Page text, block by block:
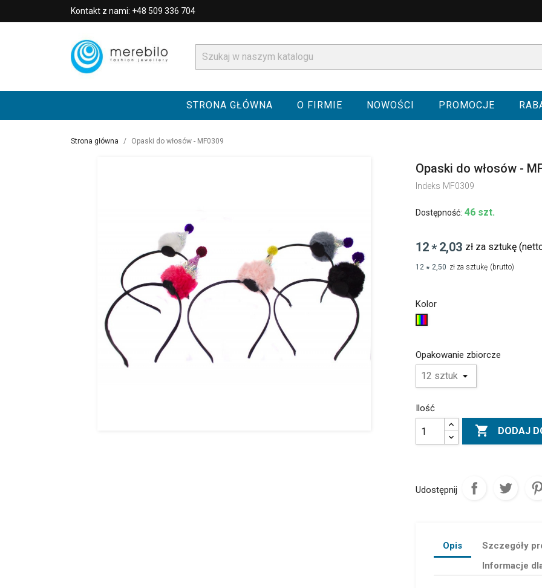
Kontakt z nami: +48 509 336 704
STRONA GŁÓWNA O FIRMIE NOWOŚCI PROMOCJE
Strona główna Opaski do włosów - MF0309
Opaski do włosów -
Indeks MF0309
Dostępność: 46 szt.
12* 2,03 zł za sztukę
12 * 2,50 zł za sztukę (brutto)
Kolor
Opakowanie zbiorcze
Ilość
 DODAJ
Udostępnij
Opis Szczegóły
Informacje